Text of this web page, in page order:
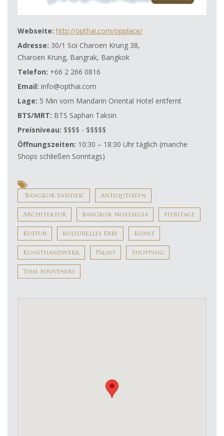
Webseite: http://opthai.com/opplace/
Adresse: 30/1 Soi Charoen Krung 38,
Charoen Krung, Bangrak, Bangkok
Telefon: +66 2 266 0816
Email: info@opthai.com
Lage: 5 Min vom Mandarin Oriental Hotel entfernt
BTS/MRT: BTS Saphan Taksin
Preisniveau: $$$$ - $$$$$
Öffnungszeiten: 10:30 – 18:30 Uhr täglich (manche
Shops schließen Sonntags)
"Bangkok Insider" Antiqutiäten
Architektur Bangkok Nostalgia Heritage
Kultur kulturelles Erbe Kunst
Kunsthandwerk Palast Shopping
Thai Souvenirs